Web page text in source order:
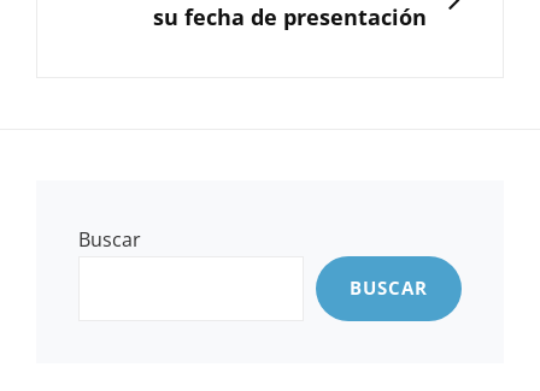
su fecha de presentación
Buscar
BUSCAR